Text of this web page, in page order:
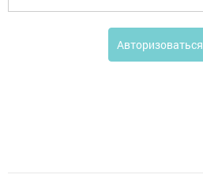
Авторизоваться